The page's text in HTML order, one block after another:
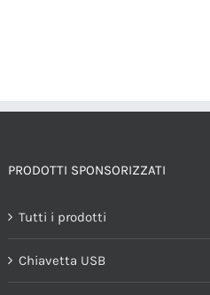
PRODOTTI SPONSORIZZATI
Tutti i prodotti
Chiavetta USB